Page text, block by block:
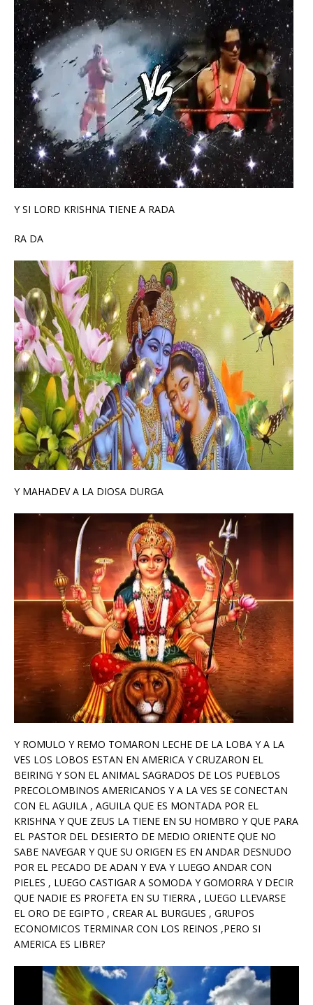
Y SI LORD KRISHNA TIENE A RADA
RA DA
Y MAHADEV A LA DIOSA DURGA
Y ROMULO Y REMO TOMARON LECHE DE LA LOBA Y A LA
VES LOS LOBOS ESTAN EN AMERICA Y CRUZARON EL
BEIRING Y SON EL ANIMAL SAGRADOS DE LOS PUEBLOS
PRECOLOMBINOS AMERICANOS Y A LA VES SE CONECTAN
CON EL AGUILA , AGUILA QUE ES MONTADA POR EL
KRISHNA Y QUE ZEUS LA TIENE EN SU HOMBRO Y QUE PARA
EL PASTOR DEL DESIERTO DE MEDIO ORIENTE QUE NO
SABE NAVEGAR Y QUE SU ORIGEN ES EN ANDAR DESNUDO
POR EL PECADO DE ADAN Y EVA Y LUEGO ANDAR CON
PIELES , LUEGO CASTIGAR A SOMODA Y GOMORRA Y DECIR
QUE NADIE ES PROFETA EN SU TIERRA , LUEGO LLEVARSE
EL ORO DE EGIPTO , CREAR AL BURGUES , GRUPOS
ECONOMICOS TERMINAR CON LOS REINOS ,PERO SI
AMERICA ES LIBRE?